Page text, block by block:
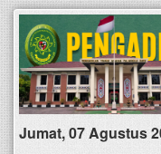
Jumat, 07 Agustus